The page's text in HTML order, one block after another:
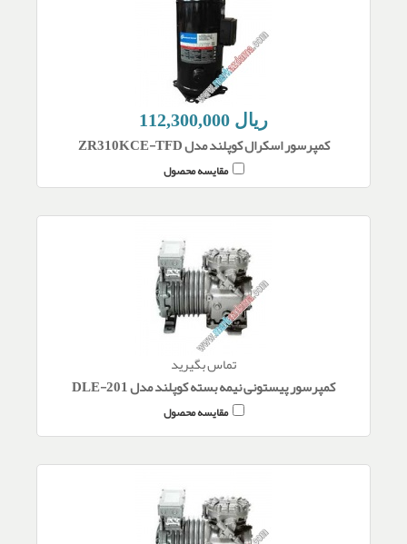
112,300,000 ریال
کمپرسور اسکرال کوپلند مدل ZR310KCE-TFD
مقایسه محصول
تماس بگیرید
کمپرسور پیستونی نیمه بسته کوپلند مدل DLE-201
مقایسه محصول